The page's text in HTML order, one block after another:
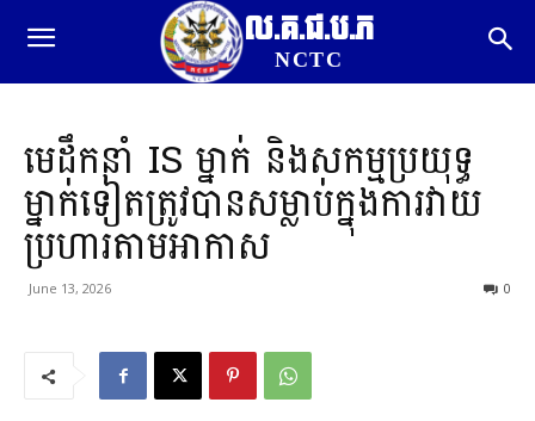
ល.គ.ជ.ប.ភ
NCTC
មេដឹកនាំ IS ម្នាក់ និងសកម្មប្រយុទ្ធ
ម្នាក់ទៀតត្រូវបានសម្លាប់ក្នុងការវាយ
ប្រហារតាមអាកាស
June 13, 2026 0